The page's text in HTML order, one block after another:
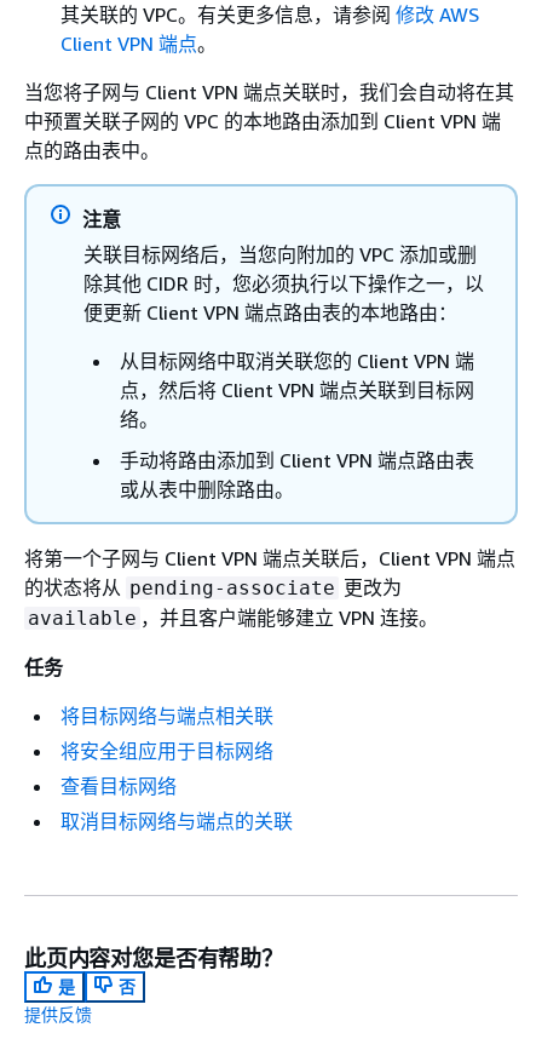
其关联的 VPC。有关更多信息，请参阅 修改 AWS
Client VPN 端点。
当您将子网与 Client VPN 端点关联时，我们会自动将在其
中预置关联子网的 VPC 的本地路由添加到 Client VPN 端
点的路由表中。
注意
关联目标网络后，当您向附加的 VPC 添加或删
除其他 CIDR 时，您必须执行以下操作之一，以
便更新 Client VPN 端点路由表的本地路由：
从目标网络中取消关联您的 Client VPN 端
点，然后将 Client VPN 端点关联到目标网
络。
手动将路由添加到 Client VPN 端点路由表
或从表中删除路由。
将第一个子网与 Client VPN 端点关联后，Client VPN 端点
的状态将从 pending-associate 更改为
available ，并且客户端能够建立 VPN 连接。
任务
将目标网络与端点相关联
将安全组应用于目标网络
查看目标网络
取消目标网络与端点的关联
此页内容对您是否有帮助？
是
否
提供反馈